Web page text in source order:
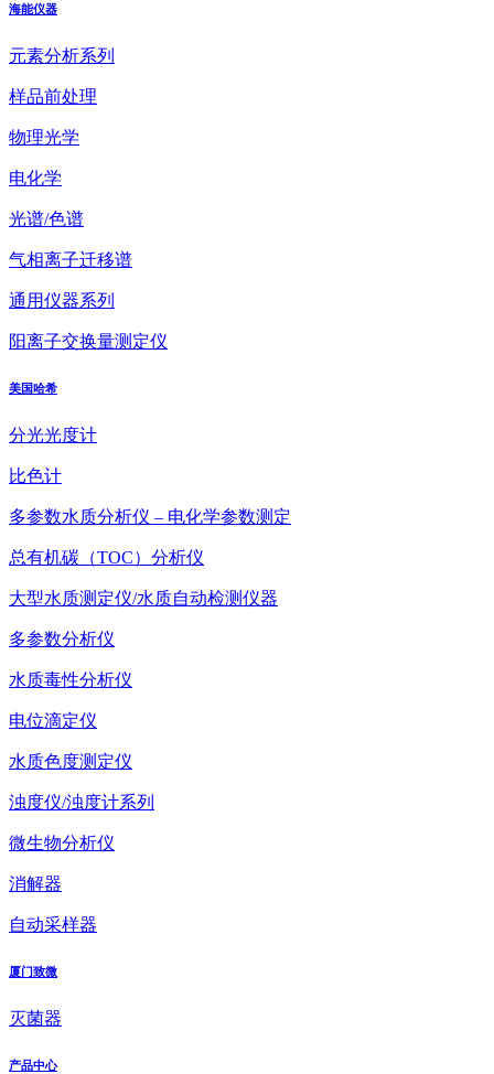
海能仪器
元素分析系列
样品前处理
物理光学
电化学
光谱/色谱
气相离子迁移谱
通用仪器系列
阳离子交换量测定仪
美国哈希
分光光度计
比色计
多参数水质分析仪 – 电化学参数测定
总有机碳（TOC）分析仪
大型水质测定仪/水质自动检测仪器
多参数分析仪
水质毒性分析仪
电位滴定仪
水质色度测定仪
浊度仪/浊度计系列
微生物分析仪
消解器
自动采样器
厦门致微
灭菌器
产品中心